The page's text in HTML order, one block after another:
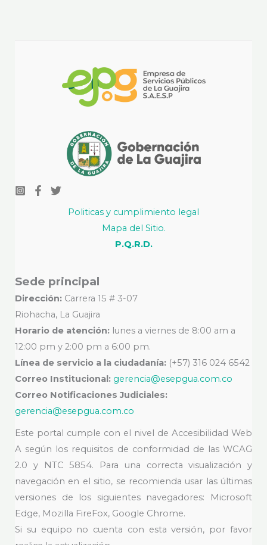
Politicas y cumplimiento legal
Mapa del Sitio.
P.Q.R.D.
Sede principal
Dirección: Carrera 15 # 3-07
Riohacha, La Guajira
Horario de atención: lunes a viernes de 8:00 am a
12:00 pm y 2:00 pm a 6:00 pm.
Línea de servicio a la ciudadanía: (+57) 316 024 6542
Correo Institucional: gerencia@esepgua.com.co
Correo Notificaciones Judiciales:
gerencia@esepgua.com.co
Este portal cumple con el nivel de Accesibilidad Web
A según los requisitos de conformidad de las WCAG
2.0 y NTC 5854. Para una correcta visualización y
navegación en el sitio, se recomienda usar las últimas
versiones de los siguientes navegadores: Microsoft
Edge, Mozilla FireFox, Google Chrome.
Si su equipo no cuenta con esta versión, por favor